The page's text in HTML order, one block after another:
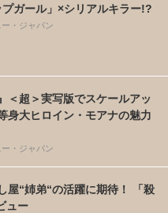
ガール」×シリアルキラー!?
・ジャパン
＜超＞実写版でスケールアッ
身大ヒロイン・モアナの魅力
・ジャパン
屋“姉弟“の活躍に期待！ 「殺
ュー